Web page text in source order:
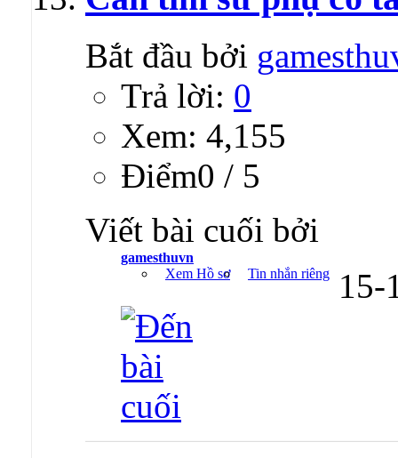
Bắt đầu bởi
Trả lời: 0
Xem: 4,155
Ðiểm0 / 5
Viết bài cuối bởi
gamesthuvn
Xem Hồ sơ
Tin nhắn riêng